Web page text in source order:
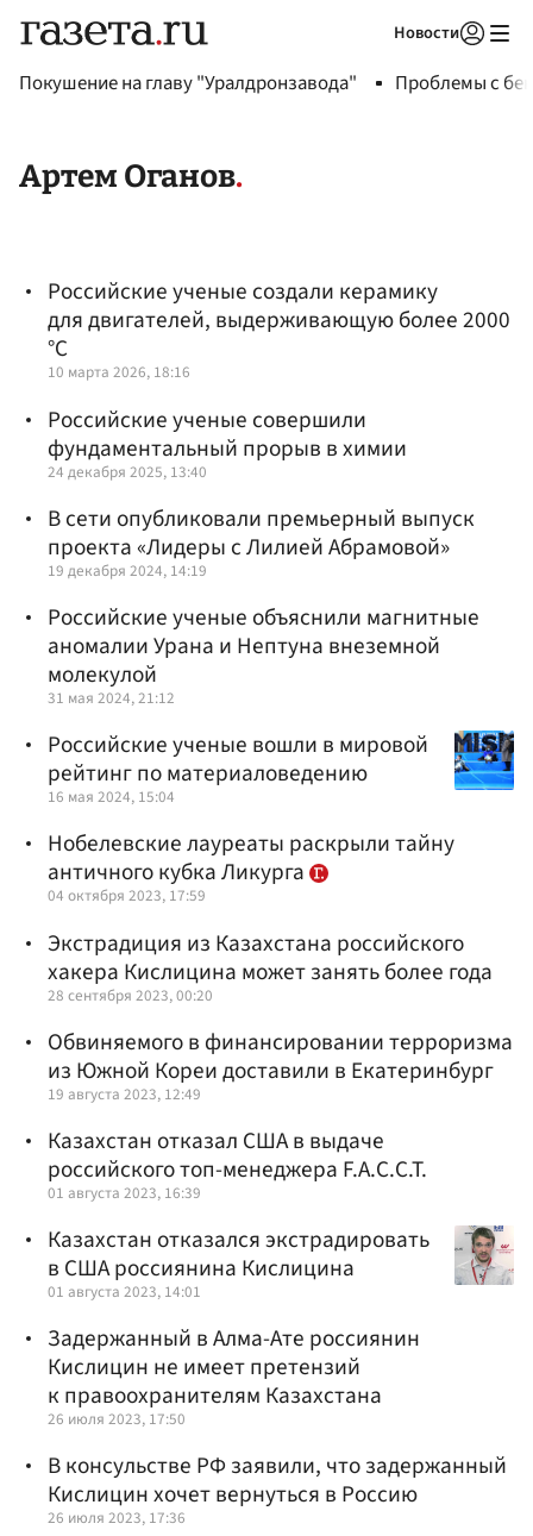
Новости
Покушение на главу "Уралдронзавода" Проблемы с
Артем Оганов
Российские ученые создали керамику
для двигателей, выдерживающую более 2000
°C
10 марта 2026, 18:16
Российские ученые совершили
фундаментальный прорыв в химии
24 декабря 2025, 13:40
В сети опубликовали премьерный выпуск
проекта «Лидеры с Лилией Абрамовой»
19 декабря 2024, 14:19
Российские ученые объяснили магнитные
аномалии Урана и Нептуна внеземной
молекулой
31 мая 2024, 21:12
Российские ученые вошли в мировой
рейтинг по материаловедению
16 мая 2024, 15:04
Нобелевские лауреаты раскрыли тайну
античного кубка Ликурга
04 октября 2023, 17:59
Экстрадиция из Казахстана российского
хакера Кислицина может занять более года
28 сентября 2023, 00:20
Обвиняемого в финансировании терроризма
из Южной Кореи доставили в Екатеринбург
19 августа 2023, 12:49
Казахстан отказал США в выдаче
российского топ-менеджера F.A.C.C.T.
01 августа 2023, 16:39
Казахстан отказался экстрадировать
в США россиянина Кислицина
01 августа 2023, 14:01
Задержанный в Алма-Ате россиянин
Кислицин не имеет претензий
к правоохранителям Казахстана
26 июля 2023, 17:50
В консульстве РФ заявили, что задержанный
Кислицин хочет вернуться в Россию
26 июля 2023, 17:36